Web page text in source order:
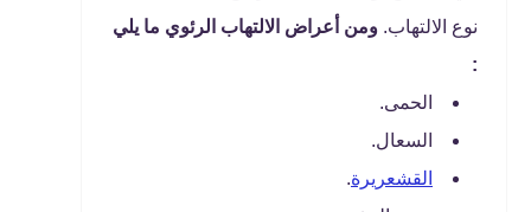
نوع الالتهاب. ومن أعراض الالتهاب الرئوي ما يلي
:
الحمى.
السعال.
القشعريرة.